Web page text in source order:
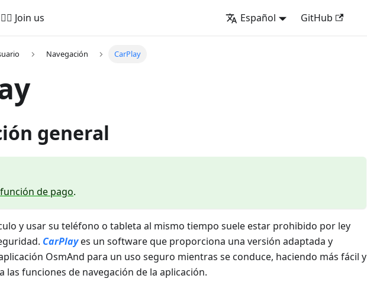
🚵‍♂️ Join us Español GitHub
Navegación CarPlay
general
función de pago.
y usar su teléfono o tableta al mismo tiempo suele estar prohibido por ley
CarPlayes un software que proporciona una versión adaptada y
OsmAnd para un uso seguro mientras se conduce, haciendo más fácil y
las funciones de navegación de la aplicación.